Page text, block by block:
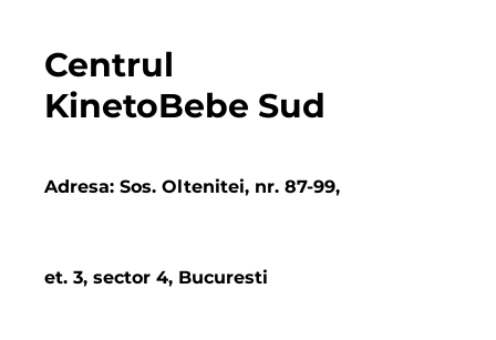
Centrul
KinetoBebe Sud
Adresa: Sos. Oltenitei, nr. 87-99,
et. 3, sector 4, Bucuresti